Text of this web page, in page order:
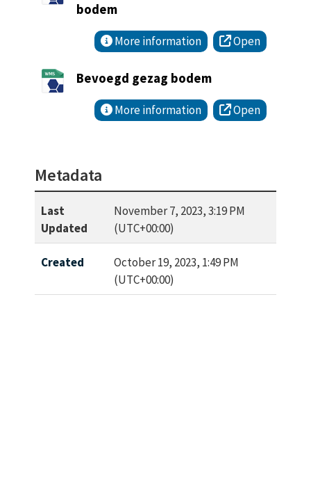
bodem
More information Open
Bevoegd gezag bodem
More information Open
Metadata
Last
Updated
November 7, 2023, 3:19 PM
(UTC+00:00)
Created
October 19, 2023, 1:49 PM
(UTC+00:00)